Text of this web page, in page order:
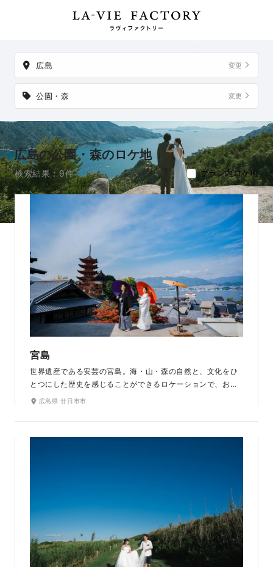
撮影も可能です。
広島 変更
公園・森 変更
広島の公園・森のロケ地
検索結果：9件 プラン内ロケ地
宮島
世界遺産である安芸の宮島。海・山・森の自然と、文化をひ
とつにした歴史を感じることができるロケーションで、おふ
たりだけのとっておきの1枚を残せます。桜・紅葉の名所であ
きます。宮島の美しい景観に、和装が映えます。（厳島神社、
大鳥居の撮影は不可です。）
広島県 廿日市市